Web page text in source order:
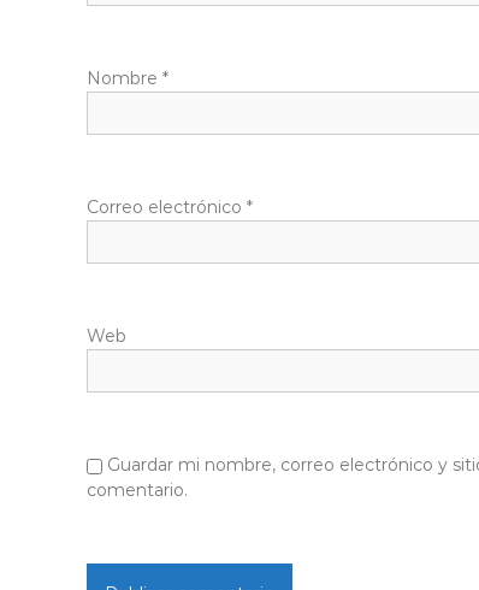
Nombre *
Correo electrónico *
Web
Guardar mi nombre, correo electrónico y
comentario.